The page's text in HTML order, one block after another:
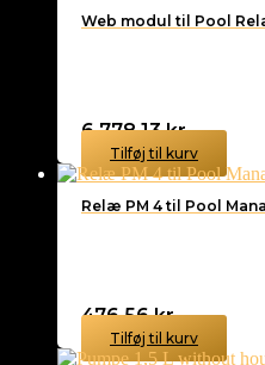
Web modul til Pool
6.778,13kr.
Tilføj til kurv
Relæ PM 4 til Pool
476,56kr.
Tilføj til kurv